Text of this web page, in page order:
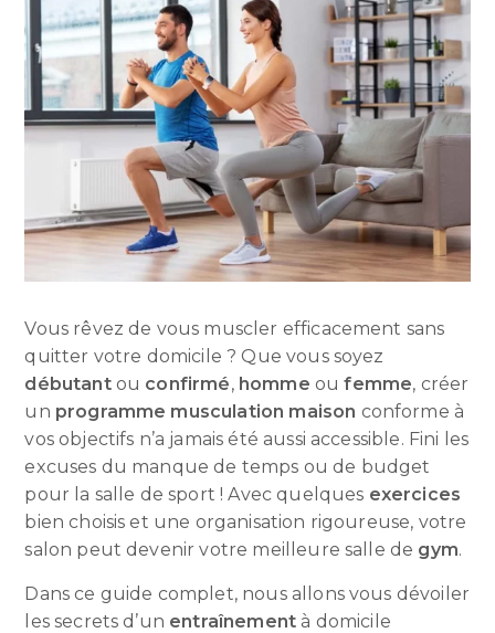
Vous rêvez de vous muscler efficacement sans
quitter votre domicile ? Que vous soyez
débutantou confirmé, homme oufemme, créer
un programme musculation maison conforme à
vos objectifs n’a jamais été aussi accessible. Fini les
excuses du manque de temps ou de budget
pour la salle de sport ! Avec quelques exercices
bien choisis et une organisation rigoureuse, votre
salon peut devenir votre meilleure salle de gym.
Dans ce guide complet, nous allons vous dévoiler
les secrets d’un entraînement à domicile